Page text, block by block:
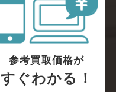
参考買取価格が
すぐわかる！